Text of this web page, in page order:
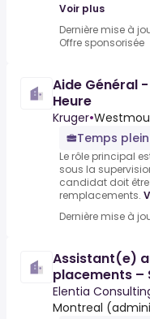
Voir plus
Dernière mise à
Offre sponsorisée
Aide Général
Heure
Kruger•
Temps plein
Le rôle principal
sous la
candidat doit
remplacements.
Dernière mise à
Assistant(e)
placements –
Elentia
Montreal